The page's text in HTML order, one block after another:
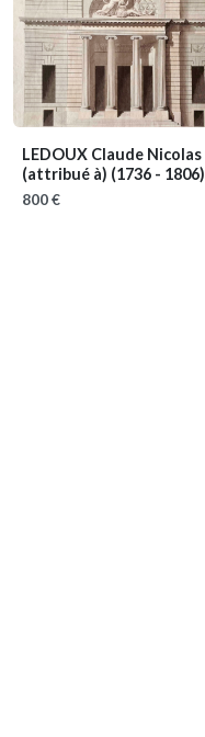
LEDOUX Claude Nicolas
(attribué à) (1736 - 1806)
800 €